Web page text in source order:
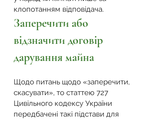
клопотанням відповідача.
Заперечити або
відзначити договір
дарування майна
Щодо питань щодо «заперечити,
скасувати», то статтею 727
Цивільного кодексу України
передбачені такі підстави для